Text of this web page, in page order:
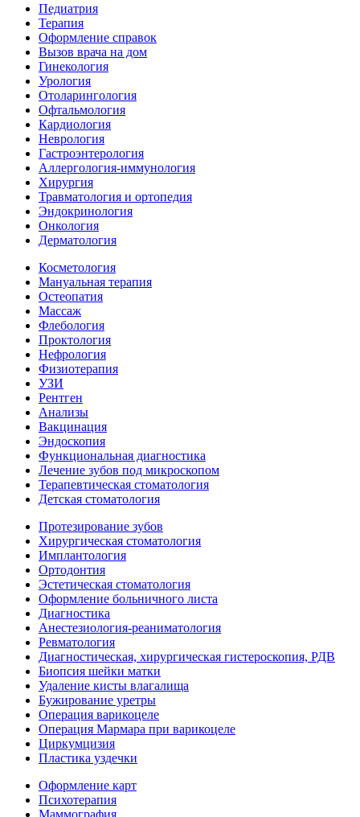
Педиатрия
Терапия
Оформление справок
Вызов врача на дом
Гинекология
Урология
Отоларингология
Офтальмология
Кардиология
Неврология
Гастроэнтерология
Аллергология-иммунология
Хирургия
Травматология и ортопедия
Эндокринология
Онкология
Дерматология
Косметология
Мануальная терапия
Остеопатия
Массаж
Флебология
Проктология
Нефрология
Физиотерапия
УЗИ
Рентген
Анализы
Вакцинация
Эндоскопия
Функциональная диагностика
Лечение зубов под микроскопом
Терапевтическая стоматология
Детская стоматология
Протезирование зубов
Хирургическая стоматология
Имплантология
Ортодонтия
Эстетическая стоматология
Оформление больничного листа
Диагностика
Анестезиология-реаниматология
Ревматология
Диагностическая, хирургическая гистероскопия, РДВ
Биопсия шейки матки
Удаление кисты влагалища
Бужирование уретры
Операция варикоцеле
Операция Мармара при варикоцеле
Циркумцизия
Пластика уздечки
Оформление карт
Психотерапия
Маммография